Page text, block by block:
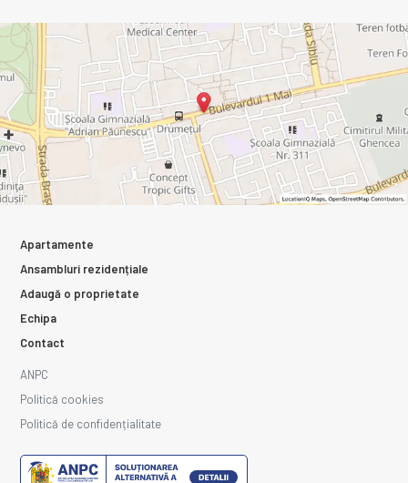
Apartamente
Ansambluri rezidențiale
Adaugă o proprietate
Echipa
Contact
ANPC
Politică cookies
Politică de confidențialitate